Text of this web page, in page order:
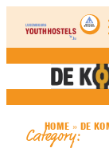
Skip to content
HOME » DE
Category: